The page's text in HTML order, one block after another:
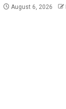
August 6, 2026